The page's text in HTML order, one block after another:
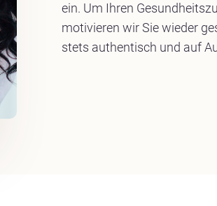
ein. Um Ihren
motivieren wir Sie wieder
stets authentisch und auf